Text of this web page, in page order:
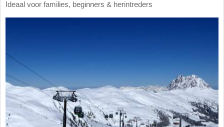
Ideaal voor families, beginners & herintreders